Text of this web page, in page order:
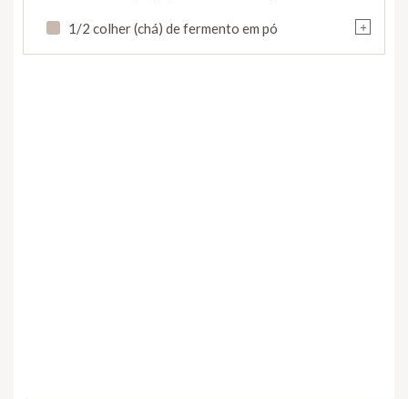
+
1/2 colher (chá) de fermento em pó